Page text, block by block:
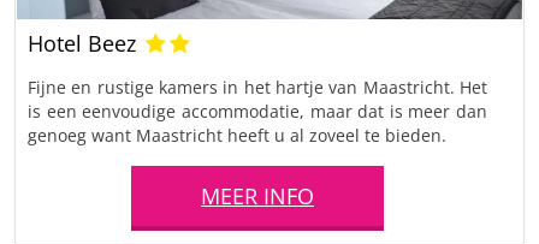
Hotel Beez
Fijne en rustige kamers in het hartje van Maastricht. Het
is een eenvoudige accommodatie, maar dat is meer dan
genoeg want Maastricht heeft u al zoveel te bieden.
MEER INFO